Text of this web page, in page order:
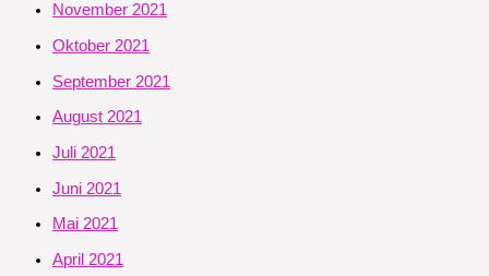
November 2021
Oktober 2021
September 2021
August 2021
Juli 2021
Juni 2021
Mai 2021
April 2021